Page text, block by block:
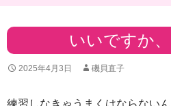
テ
へ
キ
いいですか、
2025年4月3日 磯貝直子